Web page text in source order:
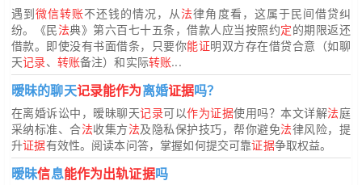
遇到微信转账不还钱的情况，从 法律角度看，这属于民间借贷纠
纷。《民法典》第六百七十五条，借款人应当按照约定的期限返还
借款。即使没有书面借条，只要你能证明双方存在借贷合意（如聊
天记录、 转账备注）和实际转账...
暧昧的聊天记录能作为离婚证据吗？
在离婚诉讼中，暧昧聊天记录可以作为证据使用吗？本文详解法庭
采纳标准、合法收集方法及隐私保护技巧，帮你避免法律风险，提
升证据有效性。阅读本问答，掌握如何提交可靠证据争取权益。
暧昧信息能作为出轨证据吗